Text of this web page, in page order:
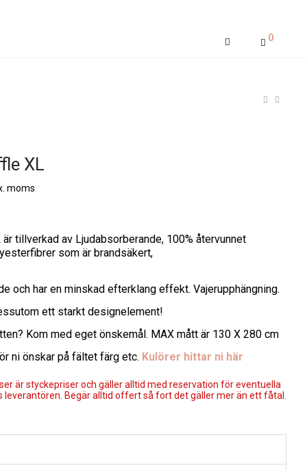
0
XL
moms
tillverkad av Ljudabsorberande, 100% återvunnet
som är brandsäkert,
och har en minskad efterklang effekt. Vajerupphängning.
ett starkt designelement!
Kom med eget önskemål. MAX mått är 130 X 280 cm
ni önskar på fältet färg etc. Kulörer hittar ni här
är styckepriser och gäller alltid med reservation för eventuella
leverantören. Begär alltid offert så fort det gäller mer än ett fåtal.